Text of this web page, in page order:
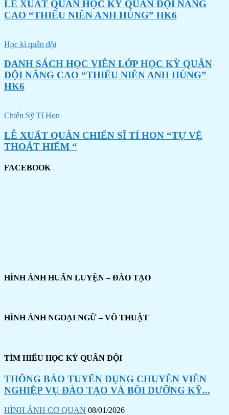
LỄ XUẤT QUÂN HỌC KỲ QUÂN ĐỘI NÂNG
CAO “THIẾU NIÊN ANH HÙNG” HK6
Học kì quân đội
DANH SÁCH HỌC VIÊN LỚP HỌC KỲ QUÂN
ĐỘI NÂNG CAO “THIẾU NIÊN ANH HÙNG”
HK6
Chiến Sỹ Tí Hon
LỄ XUẤT QUÂN CHIẾN SĨ TÍ HON “TỰ VỆ
THOÁT HIỂM “
FACEBOOK
HÌNH ẢNH HUẤN LUYỆN – ĐÀO TẠO
HÌNH ẢNH NGOẠI NGỮ – VÕ THUẬT
TÌM HIỂU HỌC KỲ QUÂN ĐỘI
THÔNG BÁO TUYỂN DỤNG CHUYÊN VIÊN
NGHIỆP VỤ ĐÀO TẠO VÀ BỒI DƯỠNG KỸ...
HÌNH ẢNH CƠ QUAN 08/01/2026